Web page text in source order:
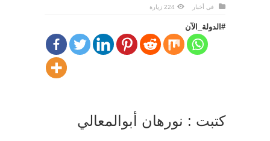
في أخبار 224 زيارة
#الدولة_الآن
كتبت : نورهان أبوالمعالي